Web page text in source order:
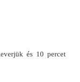
és 10 percet